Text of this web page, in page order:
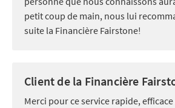
petit coup de main, nous lui
suite la Financière Fairstone!
Client de la Financière
Merci pour ce service rapide,